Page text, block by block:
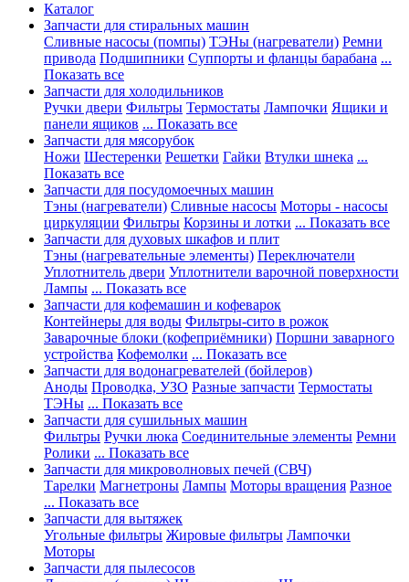
Каталог
Запчасти для стиральных машин
Сливные насосы (помпы) ТЭНы (нагреватели) Ремни
привода Подшипники Суппорты и фланцы барабана ...
Показать все
Запчасти для холодильников
Ручки двери Фильтры Термостаты Лампочки Ящики и
панели ящиков ... Показать все
Запчасти для мясорубок
Ножи Шестеренки Решетки Гайки Втулки шнека ...
Показать все
Запчасти для посудомоечных машин
Тэны (нагреватели) Сливные насосы Моторы - насосы
циркуляции Фильтры Корзины и лотки ... Показать все
Запчасти для духовых шкафов и плит
Тэны (нагревательные элементы) Переключатели
Уплотнитель двери Уплотнители варочной поверхности
Лампы ... Показать все
Запчасти для кофемашин и кофеварок
Контейнеры для воды Фильтры-сито в рожок
Заварочные блоки (кофеприёмники) Поршни заварного
устройства Кофемолки ... Показать все
Запчасти для водонагревателей (бойлеров)
Аноды Проводка, УЗО Разные запчасти Термостаты
ТЭНы ... Показать все
Запчасти для сушильных машин
Фильтры Ручки люка Соединительные элементы Ремни
Ролики ... Показать все
Запчасти для микроволновых печей (СВЧ)
Тарелки Магнетроны Лампы Моторы вращения Разное
... Показать все
Запчасти для вытяжек
Угольные фильтры Жировые фильтры Лампочки
Моторы
Запчасти для пылесосов